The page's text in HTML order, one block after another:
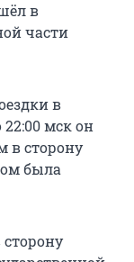
в
части
в
22:00 мск он
в сторону
была